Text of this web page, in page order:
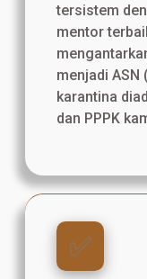
tersistem
mentor
menjadi ASN
karantina
dan PPPK
✅️